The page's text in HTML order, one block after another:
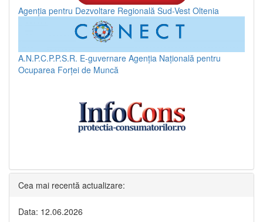
Agenția pentru Dezvoltare Regională Sud-Vest Oltenia
A.N.P.C.P.P.S.R. E-guvernare Agenția Națională pentru
Ocuparea Forței de Muncă
Cea mai recentă actualizare:
Data: 12.06.2026